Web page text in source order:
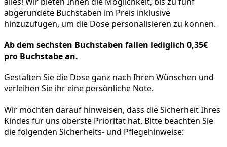
abgerundete Buchstaben im Preis inklusive
hinzuzufügen, um die Dose personalisieren zu können.
Ab dem sechsten Buchstaben fallen lediglich 0,35€
pro Buchstabe an.
Gestalten Sie die Dose ganz nach Ihren Wünschen und
verleihen Sie ihr eine persönliche Note.
Wir möchten darauf hinweisen, dass die Sicherheit Ihres
Kindes für uns oberste Priorität hat. Bitte beachten Sie
die folgenden Sicherheits- und Pflegehinweise: